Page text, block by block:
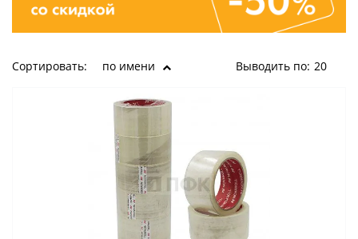
Сортировать: по имени Выводить по: 20